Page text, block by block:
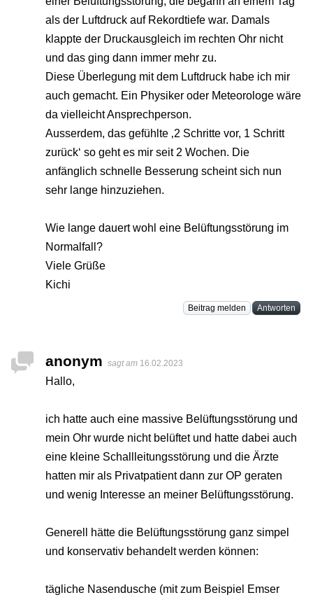
als der Luftdruck auf Rekordtiefe war. Damals
klappte der Druckausgleich im rechten Ohr nicht
und das ging dann immer mehr zu.
Diese Überlegung mit dem Luftdruck habe ich mir
auch gemacht. Ein Physiker oder Meteorologe wäre
da vielleicht Ansprechperson.
Ausserdem, das gefühlte ‚2 Schritte vor, 1 Schritt
zurück‘ so geht es mir seit 2 Wochen. Die
anfänglich schnelle Besserung scheint sich nun
sehr lange hinzuziehen.
Wie lange dauert wohl eine Belüftungsstörung im
Normalfall?
Viele Grüße
Kichi
Beitrag melden Antworten
anonym sagt am 16.02.2023
Hallo,
ich hatte auch eine massive Belüftungsstörung und
mein Ohr wurde nicht belüftet und hatte dabei auch
eine kleine Schallleitungsstörung und die Ärzte
hatten mir als Privatpatient dann zur OP geraten
und wenig Interesse an meiner Belüftungsstörung.
Generell hätte die Belüftungsstörung ganz simpel
und konservativ behandelt werden können:
tägliche Nasendusche (mit zum Beispiel Emser